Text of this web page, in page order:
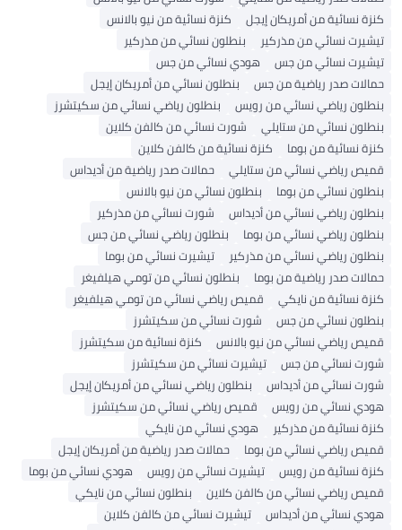
كنزة نسائية من أمريكان إيجل
كنزة نسائية من نيو بالانس
تيشيرت نسائي من مذركير
بنطلون نسائي من مذركير
تيشيرت نسائي من جس
هودي نسائي من جس
حمالات صدر رياضية من جس
بنطلون نسائي من أمريكان إيجل
بنطلون رياضي نسائي من رويس
بنطلون رياضي نسائي من سكيتشرز
بنطلون نسائي من ستايلي
شورت نسائي من كالفن كلاين
كنزة نسائية من بوما
كنزة نسائية من كالفن كلاين
قميص رياضي نسائي من ستايلي
حمالات صدر رياضية من أديداس
بنطلون نسائي من بوما
بنطلون نسائي من نيو بالانس
بنطلون رياضي نسائي من أديداس
شورت نسائي من مذركير
بنطلون رياضي نسائي من بوما
بنطلون رياضي نسائي من جس
بنطلون رياضي نسائي من مذركير
تيشيرت نسائي من بوما
حمالات صدر رياضية من بوما
بنطلون نسائي من تومي هيلفيغر
كنزة نسائية من نايكي
قميص رياضي نسائي من تومي هيلفيغر
بنطلون نسائي من جس
شورت نسائي من سكيتشرز
قميص رياضي نسائي من نيو بالانس
كنزة نسائية من سكيتشرز
شورت نسائي من جس
تيشيرت نسائي من سكيتشرز
شورت نسائي من أديداس
بنطلون رياضي نسائي من أمريكان إيجل
هودي نسائي من رويس
قميص رياضي نسائي من سكيتشرز
كنزة نسائية من مذركير
هودي نسائي من نايكي
قميص رياضي نسائي من بوما
حمالات صدر رياضية من أمريكان إيجل
كنزة نسائية من رويس
تيشيرت نسائي من رويس
هودي نسائي من بوما
قميص رياضي نسائي من كالفن كلاين
بنطلون نسائي من نايكي
هودي نسائي من أديداس
تيشيرت نسائي من كالفن كلاين